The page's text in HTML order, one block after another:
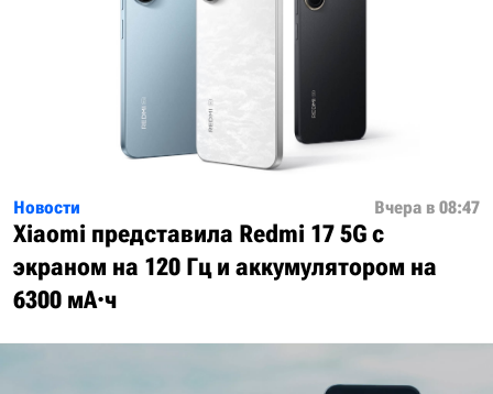
Новости Вчера в 08:47
Xiaomi представила Redmi 17 5G с
экраном на 120 Гц и аккумулятором на
6300 мА·ч